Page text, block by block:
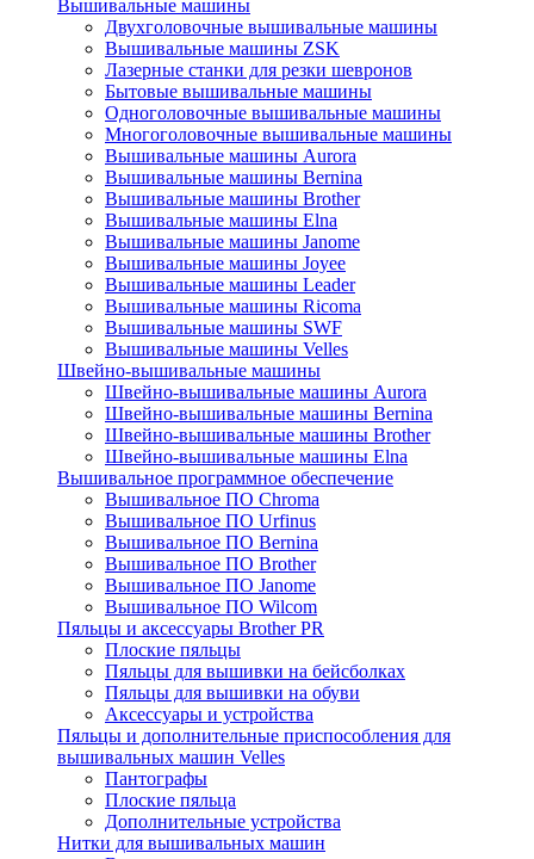
Вышивальные машины
Двухголовочные вышивальные машины
Вышивальные машины ZSK
Лазерные станки для резки шевронов
Бытовые вышивальные машины
Одноголовочные вышивальные машины
Многоголовочные вышивальные машины
Вышивальные машины Aurora
Вышивальные машины Bernina
Вышивальные машины Brother
Вышивальные машины Elna
Вышивальные машины Janome
Вышивальные машины Joyee
Вышивальные машины Leader
Вышивальные машины Ricoma
Вышивальные машины SWF
Вышивальные машины Velles
Швейно-вышивальные машины
Швейно-вышивальные машины Aurora
Швейно-вышивальные машины Bernina
Швейно-вышивальные машины Brother
Швейно-вышивальные машины Elna
Вышивальное программное обеспечение
Вышивальное ПО Chroma
Вышивальное ПО Urfinus
Вышивальное ПО Bernina
Вышивальное ПО Brother
Вышивальное ПО Janome
Вышивальное ПО Wilcom
Пяльцы и аксессуары Brother PR
Плоские пяльцы
Пяльцы для вышивки на бейсболках
Пяльцы для вышивки на обуви
Аксессуары и устройства
Пяльцы и дополнительные приспособления для
вышивальных машин Velles
Пантографы
Плоские пяльца
Дополнительные устройства
Нитки для вышивальных машин